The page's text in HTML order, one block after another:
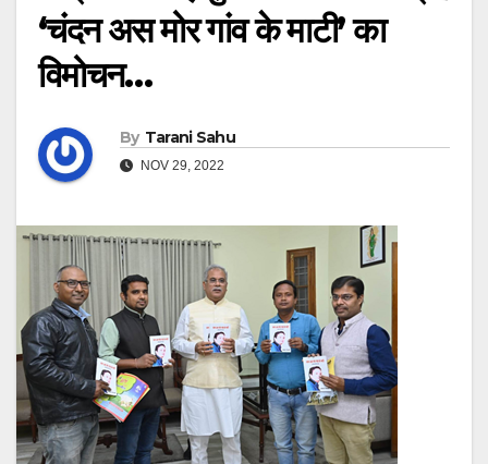
‘चंदन अस मोर गांव के माटी’ का
विमोचन…
By Tarani Sahu
NOV 29, 2022